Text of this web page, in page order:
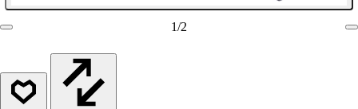
1/2